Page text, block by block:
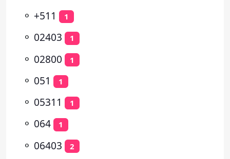
⚬ +511 1
⚬ 02403 1
⚬ 02800 1
⚬ 051 1
⚬ 05311 1
⚬ 064 1
⚬ 06403 2